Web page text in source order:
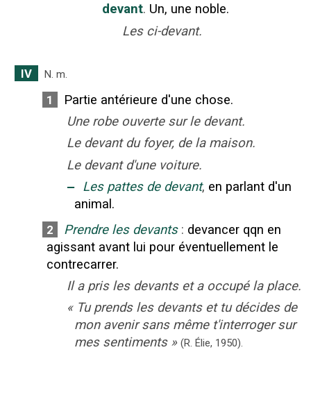
devant. Un, une noble.
Les ci-devant.
IV N. m.
1
Partie antérieure d'une chose.
Une robe ouverte sur le devant.
Le devant du foyer, de la maison.
Le devant d'une voiture.
‒ Les pattes de devant, en parlant d'un
animal.
2 Prendre les devants : devancer qqn en
agissant avant lui pour éventuellement le
contrecarrer.
Il a pris les devants et a occupé la place.
« Tu prends les devants et tu décides de
mon avenir sans même t'interroger sur
mes sentiments » (R. Élie, 1950).